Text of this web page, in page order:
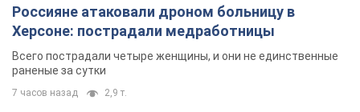
Россияне атаковали дроном больницу в
Херсоне: пострадали медработницы
Всего пострадали четыре женщины, и они не единственные
раненые за сутки
7 часов назад 2,9 т.